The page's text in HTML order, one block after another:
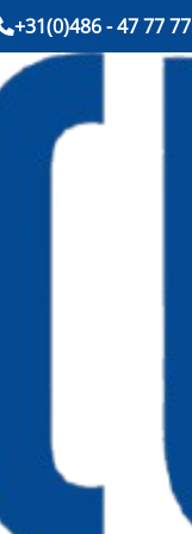
+31(0)486 - 47 77 77